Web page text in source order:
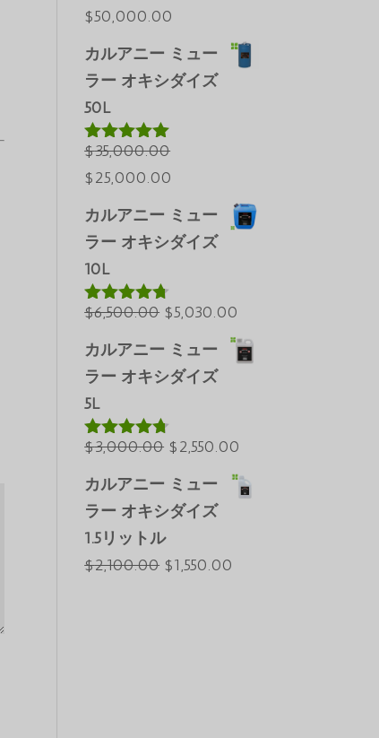
元
の
価
は
$60,000.00
で
し
た。
$50,000.00
の
す。
カルアニー ミュー
ラー オキシダイズ
50L
5段階中5.00
の評価
$35,000.00
元
の
価
は
$35,000.00
で
し
$25,000.00
の
は
$25,000.00
で
カルアニー ミュー
ラー オキシダイズ
10L
5段階中
$6,500.00 元
価
は
$6,500.00
し
$5,030.00
在
の
は
$5,030.00
で
カルアニー ミュー
ラー オキシダイズ
5L
5段階中
$3,000.00 元
価
$2,550.00
在
の
カルアニー ミュー
ラー オキシダイズ
1.5リットル
$2,100.00 元
$1,550.00